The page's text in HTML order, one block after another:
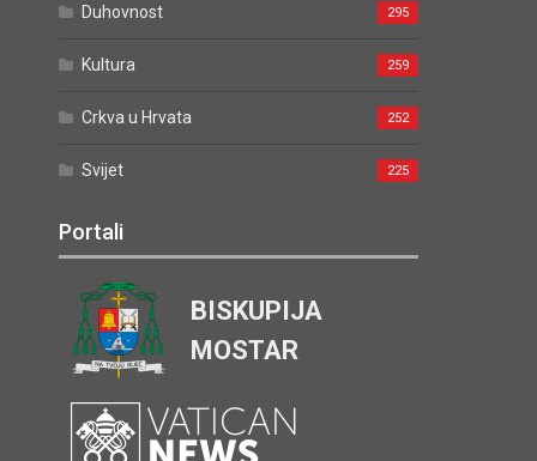
Duhovnost 295
Kultura 259
Crkva u Hrvata 252
Svijet 225
Portali
BISKUPIJA
MOSTAR